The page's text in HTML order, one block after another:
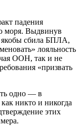
падения
моря. Выдвинув
якобы сбила БПЛА,
лояльность
ООН, так и не
«призвать
одно — в
никто и никогда
этих